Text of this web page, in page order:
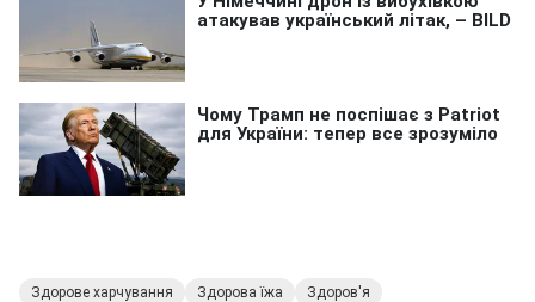
Здорове харчування Здорова їжа Здоров'я